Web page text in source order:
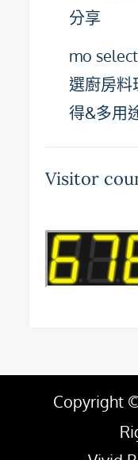
分享
mo
選廚房料
得&多用
Visitor
Copyright